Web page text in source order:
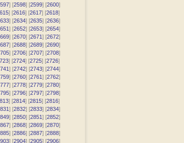
] [2598] [2599] [2600]
] [2616] [2617] [2618]
] [2634] [2635] [2636]
] [2652] [2653] [2654]
] [2670] [2671] [2672]
] [2688] [2689] [2690]
] [2706] [2707] [2708]
] [2724] [2725] [2726]
] [2742] [2743] [2744]
] [2760] [2761] [2762]
] [2778] [2779] [2780]
] [2796] [2797] [2798]
] [2814] [2815] [2816]
] [2832] [2833] [2834]
] [2850] [2851] [2852]
] [2868] [2869] [2870]
] [2886] [2887] [2888]
] [2904] [2905] [2906]